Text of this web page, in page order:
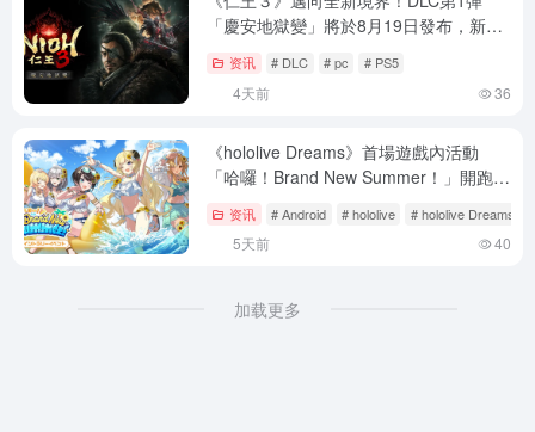
「慶安地獄變」將於8月19日發布，新場
资讯 # DLC # pc # PS5
4天前 36
《hololive Dreams》首場遊戲內活動
「哈囉！Brand New Summer！」開跑！
Tropica Vacation〉同步推出
资讯 # Android # hololive # hololive Dreams
5天前 40
加载更多